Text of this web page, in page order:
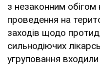
з незаконним обігом
проведення на
заходів щодо
сильнодіючих
угруповання